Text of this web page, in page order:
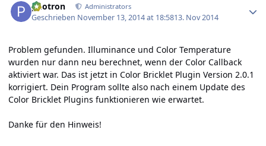
photron Administrators
Geschrieben November 13, 2014 at 18:5813. Nov 2014
Problem gefunden. Illuminance und Color Temperature
wurden nur dann neu berechnet, wenn der Color Callback
aktiviert war. Das ist jetzt in Color Bricklet Plugin Version 2.0.1
korrigiert. Dein Program sollte also nach einem Update des
Color Bricklet Plugins funktionieren wie erwartet.
Danke für den Hinweis!